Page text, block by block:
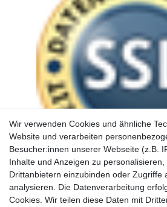
Wir verwenden Cookies und ähnliche
Website und verarbeiten
Besucher:innen unserer Webseite (z.B.
Inhalte und Anzeigen zu personalisieren,
Drittanbietern einzubinden oder Zugriffe
analysieren. Die Datenverarbeitung
Cookies. Wir teilen diese Daten mit